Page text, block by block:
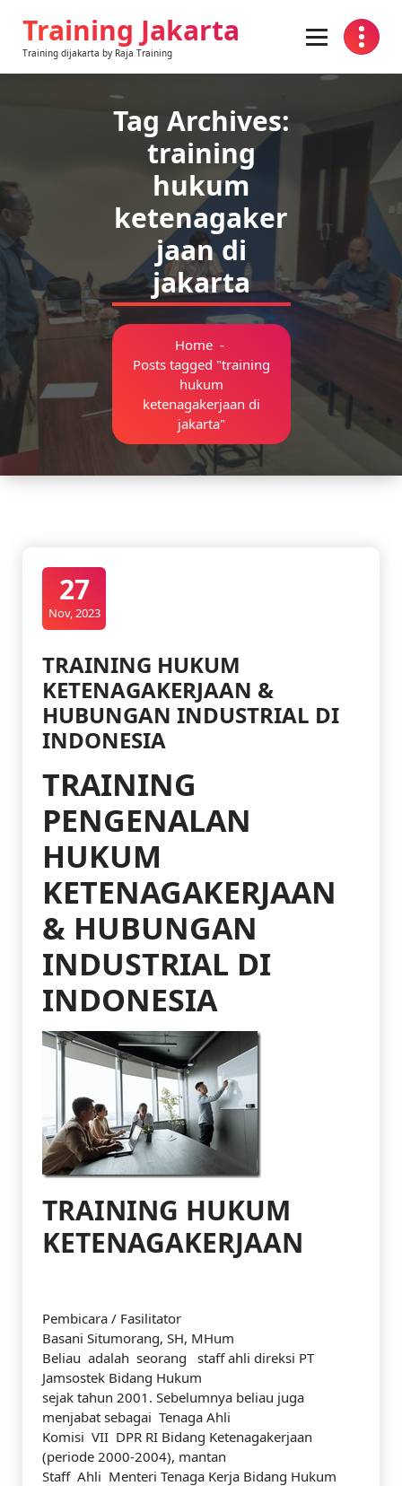
contentTraining Jakarta
Training dijakarta by Raja Training
Tag Archives:
training
hukum
ketenagaker
jaan di
jakarta
Home-
Posts tagged "training
hukum
ketenagakerjaan di
jakarta"
27
Nov, 2023
TRAINING HUKUM
KETENAGAKERJAAN &
HUBUNGAN INDUSTRIAL DI
INDONESIA
TRAINING
PENGENALAN
HUKUM
KETENAGAKERJAAN
& HUBUNGAN
INDUSTRIAL DI
INDONESIA
TRAINING HUKUM
KETENAGAKERJAAN
Pembicara / Fasilitator
Basani Situmorang, SH, MHum
Beliau adalah seorang staff ahli direksi PT
Jamsostek Bidang Hukum
sejak tahun 2001. Sebelumnya beliau juga
menjabat sebagai Tenaga Ahli
Komisi VII DPR RI Bidang Ketenagakerjaan
(periode 2000-2004), mantan
Staff Ahli Menteri Tenaga Kerja Bidang Hukum